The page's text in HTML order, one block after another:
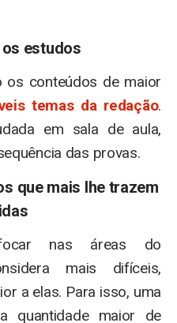
estudos
conteúdos de maior
temas da redação.
em sala de aula,
das provas.
que mais lhe trazem
nas áreas do
mais difíceis,
a elas. Para isso, uma
quantidade maior de